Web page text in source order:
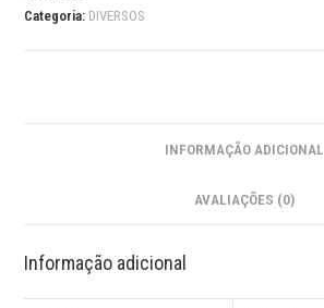
Categoria: DIVERSOS
INFORMAÇÃO ADICIONAL
AVALIAÇÕES (0)
Informação adicional